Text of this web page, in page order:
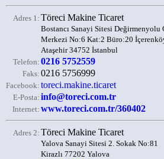
Adres 1: Töreci Makine Ticaret
Bostancı Sanayi Sitesi Değirmenyolu
Merkezi No:6 Kat:2 Büro:20
Ataşehir 34752 İstanbul
Telefon: 0216 5752559
Faks: 0216 5756999
Facebook: toreci.makine.ticaret
E-Posta: info@toreci.com.tr
Internet: www.toreci.com.tr/360402
Adres 2: Töreci Makine Ticaret
Yalova Sanayi Sitesi 2. Sokak No:81
Kirazlı 77202 Yalova